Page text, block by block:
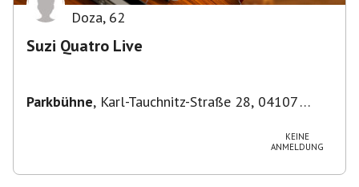
Doza, 62
Suzi Quatro Live
Parkbühne, Karl-Tauchnitz-Straße 28, 04107
KEINE
ANMELDUNG